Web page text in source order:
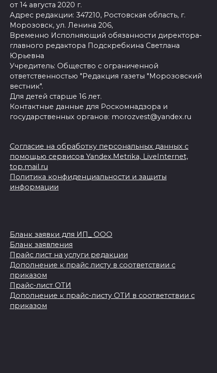
от 14 августа 2020 г.
Адрес редакции: 347210, Ростовская область, г.
Морозовск, ул. Ленина 206,
Временно Исполняющий обязанности директора-
главного редактора Подскребкина Светлана
Юрьевна
Учредитель: Общество с ограниченной
ответственностью "Редакция газеты "Морозовский
вестник".
Для детей старше 16 лет.
Контактные данные для Роскомнадзора и
государственных органов: morozvest@yandex.ru
Согласие на обработку персональных данных с
помощью сервисов Yandex.Metrika, LiveInternet,
top.mail.ru
Политика конфиденциальности и защиты
информации
Бланк заявки для ИП_ ООО
Бланк заявления
Прайс лист на услуги редакции
Дополнение к прайс листу в соответствии с
приказом
Прайс-лист ОТИ
Дополнение к прайс-листу ОТИ в соответствии с
приказом